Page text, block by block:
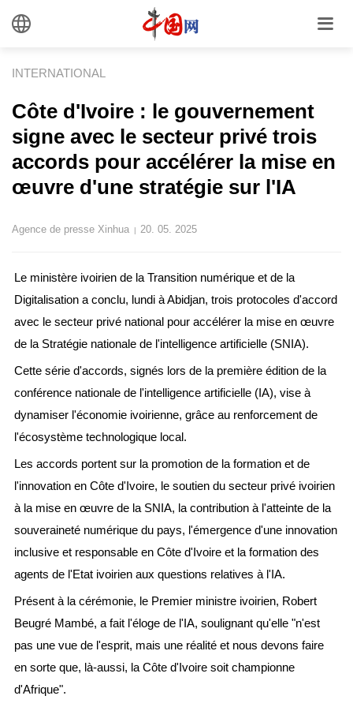
INTERNATIONAL
Côte d'Ivoire : le gouvernement
signe avec le secteur privé trois
accords pour accélérer la mise en
œuvre d'une stratégie sur l'IA
Agence de presse Xinhua | 20. 05. 2025
Le ministère ivoirien de la Transition numérique et de la
Digitalisation a conclu, lundi à Abidjan, trois protocoles d'accord
avec le secteur privé national pour accélérer la mise en œuvre
de la Stratégie nationale de l'intelligence artificielle (SNIA).
Cette série d'accords, signés lors de la première édition de la
conférence nationale de l'intelligence artificielle (IA), vise à
dynamiser l'économie ivoirienne, grâce au renforcement de
l'écosystème technologique local.
Les accords portent sur la promotion de la formation et de
l'innovation en Côte d'Ivoire, le soutien du secteur privé ivoirien
à la mise en œuvre de la SNIA, la contribution à l'atteinte de la
souveraineté numérique du pays, l'émergence d'une innovation
inclusive et responsable en Côte d'Ivoire et la formation des
agents de l'Etat ivoirien aux questions relatives à l'IA.
Présent à la cérémonie, le Premier ministre ivoirien, Robert
Beugré Mambé, a fait l'éloge de l'IA, soulignant qu'elle "n'est
pas une vue de l'esprit, mais une réalité et nous devons faire
en sorte que, là-aussi, la Côte d'Ivoire soit championne
d'Afrique".